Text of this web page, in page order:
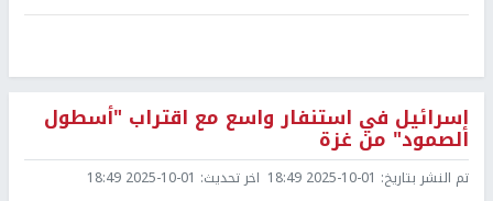
إسرائيل في استنفار واسع مع اقتراب "أسطول
الصمود" من غزة
تم النشر بتاريخ: 2025-10-01 18:49 اخر تحديث: 2025-10-01 18:49